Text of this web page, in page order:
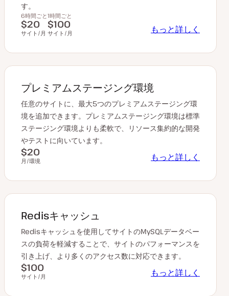
す。
6時間ごと
$20
サイト/月
1時間ごと
$100
サイト/月 もっと詳しく
プレミアムステージング環境
任意のサイトに、最大5つのプレミアムステージング環
境を追加できます。プレミアムステージング環境は標準
ステージング環境よりも柔軟で、リソース集約的な開発
やテストに向いています。
$20
月/環境 もっと詳しく
Redisキャッシュ
Redisキャッシュを使用してサイトのMySQLデータベー
スの負荷を軽減することで、サイトのパフォーマンスを
引き上げ、より多くのアクセス数に対応できます。
$100
サイト/月 もっと詳しく